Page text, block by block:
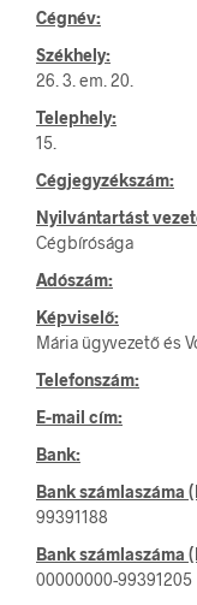
Cégnév:
Székhely: 1126
26. 3. em. 20.
Telephely: 1124
15.
Cégjegyzékszám:
Nyilvántartást
Cégbírósága
Adószám:
Képviselő: dr.
Mária ügyvezető és
Telefonszám:
E-mail cím:
Bank:
Bank számlaszáma
99391188
Bank számlaszáma
00000000-99391205